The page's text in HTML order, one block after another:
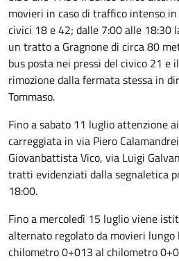
movieri in caso di traffico intenso
civici 18 e 42; dalle 7:00 alle 18:30
un tratto a Gragnone di circa 80
bus posta nei pressi del civico 21 e
rimozione dalla fermata stessa in
Tommaso.
Fino a sabato 11 luglio attenzione
carreggiata in via Piero
Giovanbattista Vico, via Luigi
tratti evidenziati dalla segnaletica
18:00.
Fino a mercoledì 15 luglio viene
alternato regolato da movieri lungo
chilometro 0+013 al chilometro